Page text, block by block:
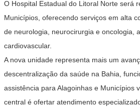
O Hospital Estadual do Litoral Norte será
Municípios, oferecendo serviços em alta
de neurologia, neurocirurgia e oncologia,
cardiovascular.
A nova unidade representa mais um
descentralização da saúde na Bahia,
assistência para Alagoinhas e Municípios
central é ofertar atendimento